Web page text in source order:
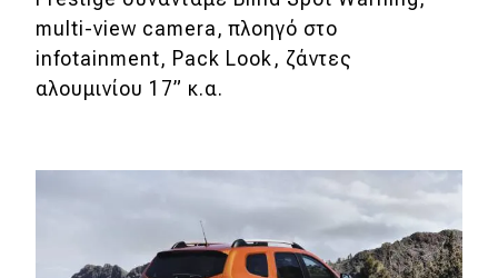
multi-view camera, πλοηγό στο
infotainment, Pack Look, ζάντες
αλουμινίου 17” κ.α.